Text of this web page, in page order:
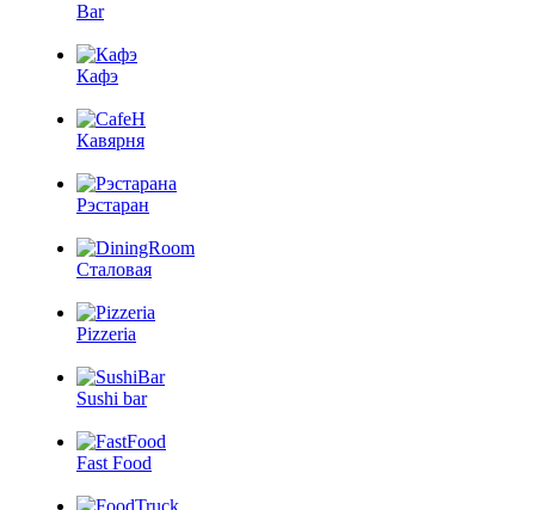
Bar
Кафэ
Кавярня
Рэстаран
Сталовая
Pizzeria
Sushi bar
Fast Food